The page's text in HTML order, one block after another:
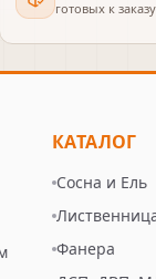
готовых к заказу
КАТАЛОГ
Сосна и Ель
Фанера